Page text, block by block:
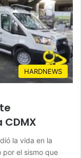
HARDNEWS
CDMX
la vida en la
el sismo que